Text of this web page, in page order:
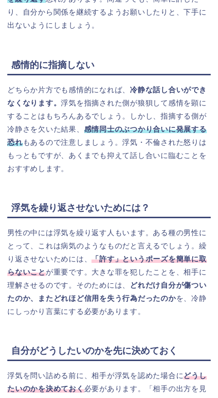
り、自分から関係を継続するようお願いしたりと、下手に
出ないようにしましょう。
感情的に指摘しない
どちらか片方でも感情的になれば、 冷静な話し合いができ
なくなります。浮気を指摘された側が狼狽して感情を顕に
することはもちろんあるでしょう。しかし、指摘する側が
冷静さを欠いた結果、 感情同士のぶつかり合いに発展する
恐れもあるので注意しましょう。浮気・不倫された怒りは
もっともですが、あくまでも抑えて話し合いに臨むことを
おすすめします。
浮気を繰り返させないためには？
男性の中には浮気を繰り返す人もいます。ある種の男性に
とって、これは病気のようなものだと言えるでしょう。繰
り返させないためには、「許す」というポーズを簡単に取
らないことが重要です。大きな罪を犯したことを、相手に
理解させるのです。そのためには、
どれだけ自分が傷つい
たのか、またどれほど信用を失う行為だったのかを、冷静
にしっかり言葉にする必要があります。
自分がどうしたいのかを先に決めておく
浮気を問い詰める前に、相手が浮気を認めた場合にどうし
たいのかを決めておく必要があります。「相手の出方を見